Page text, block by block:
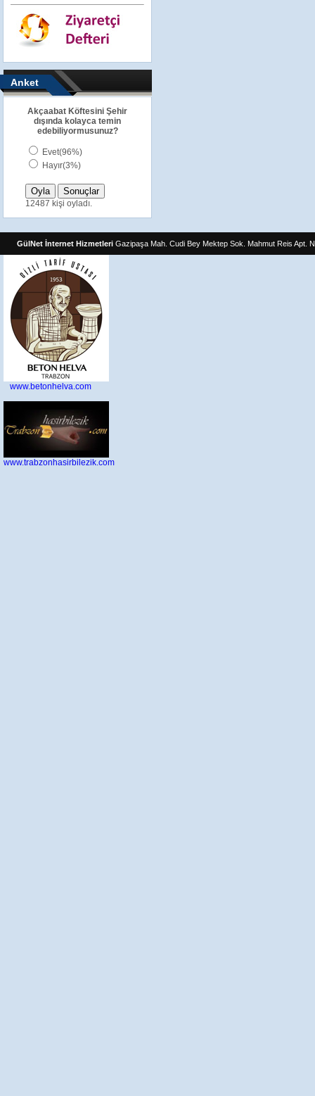
Anket
Akçaabat Köftesini Şehir
dışında kolayca temin
edebiliyormusunuz?
Evet(96%)
Hayır(3%)
12487 kişi oyladı.
GülNet İnternet Hizmetleri Gazipaşa Mah. Cudi Bey Mektep Sok. Mahmut Reis
www.betonhelva.com
www.trabzonhasirbilezik.com